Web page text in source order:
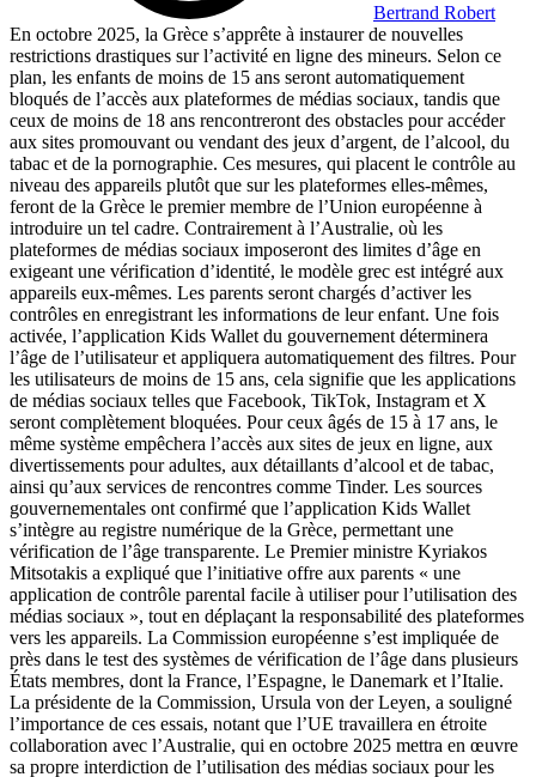
Bertrand Robert
En octobre 2025, la Grèce s’apprête à instaurer de nouvelles
restrictions drastiques sur l’activité en ligne des mineurs. Selon ce
plan, les enfants de moins de 15 ans seront automatiquement
bloqués de l’accès aux plateformes de médias sociaux, tandis que
ceux de moins de 18 ans rencontreront des obstacles pour accéder
aux sites promouvant ou vendant des jeux d’argent, de l’alcool, du
tabac et de la pornographie. Ces mesures, qui placent le contrôle au
niveau des appareils plutôt que sur les plateformes elles-mêmes,
feront de la Grèce le premier membre de l’Union européenne à
introduire un tel cadre. Contrairement à l’Australie, où les
plateformes de médias sociaux imposeront des limites d’âge en
exigeant une vérification d’identité, le modèle grec est intégré aux
appareils eux-mêmes. Les parents seront chargés d’activer les
contrôles en enregistrant les informations de leur enfant. Une fois
activée, l’application Kids Wallet du gouvernement déterminera
l’âge de l’utilisateur et appliquera automatiquement des filtres. Pour
les utilisateurs de moins de 15 ans, cela signifie que les applications
de médias sociaux telles que Facebook, TikTok, Instagram et X
seront complètement bloquées. Pour ceux âgés de 15 à 17 ans, le
même système empêchera l’accès aux sites de jeux en ligne, aux
divertissements pour adultes, aux détaillants d’alcool et de tabac,
ainsi qu’aux services de rencontres comme Tinder. Les sources
gouvernementales ont confirmé que l’application Kids Wallet
s’intègre au registre numérique de la Grèce, permettant une
vérification de l’âge transparente. Le Premier ministre Kyriakos
Mitsotakis a expliqué que l’initiative offre aux parents « une
application de contrôle parental facile à utiliser pour l’utilisation des
médias sociaux », tout en déplaçant la responsabilité des plateformes
vers les appareils. La Commission européenne s’est impliquée de
près dans le test des systèmes de vérification de l’âge dans plusieurs
États membres, dont la France, l’Espagne, le Danemark et l’Italie.
La présidente de la Commission, Ursula von der Leyen, a souligné
l’importance de ces essais, notant que l’UE travaillera en étroite
collaboration avec l’Australie, qui en octobre 2025 mettra en œuvre
sa propre interdiction de l’utilisation des médias sociaux pour les